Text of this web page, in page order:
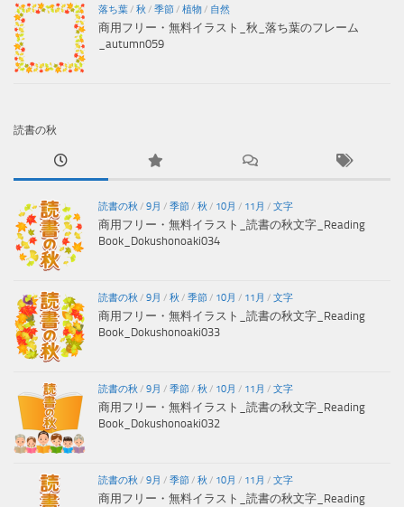
落ち葉/ 秋 / 季節/ 植物/ 自然
商用フリー・無料イラスト_秋_落ち葉のフレーム
_autumn059
読書の秋
読書の秋 / 9月 / 季節/ 秋 / 10月 / 11月 / 文字
商用フリー・無料イラスト_読書の秋文字_Reading
Book_Dokushonoaki034
読書の秋 / 9月 / 秋 / 季節/ 10月 / 11月 / 文字
商用フリー・無料イラスト_読書の秋文字_Reading
Book_Dokushonoaki033
読書の秋 / 9月 / 季節/ 秋 / 10月 / 11月 / 文字
商用フリー・無料イラスト_読書の秋文字_Reading
Book_Dokushonoaki032
読書の秋 / 9月 / 季節/ 秋 / 10月 / 11月 / 文字
商用フリー・無料イラスト_読書の秋文字_Reading